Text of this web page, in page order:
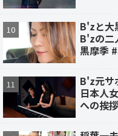
B'zと大
B'zの二
黒摩季
B'z元サ
日本人
への挨